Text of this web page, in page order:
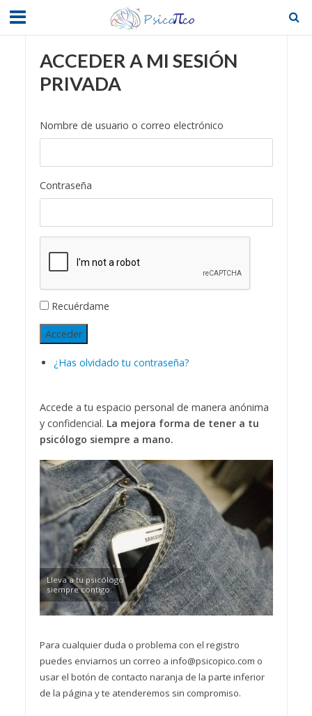
ACCEDER A MI SESIÓN
PRIVADA
Nombre de usuario o correo electrónico
Contraseña
Recuérdame
Acceder
¿Has olvidado tu contraseña?
Accede a tu espacio personal de manera anónima
y confidencial. La mejora forma de tener a tu
psicólogo siempre a mano.
Lleva a tu psicólogo
siempre contigo.
Para cualquier duda o problema con el registro
puedes enviarnos un correo a info@psicopico.com o
usar el botón de contacto naranja de la parte inferior
de la página y te atenderemos sin compromiso.